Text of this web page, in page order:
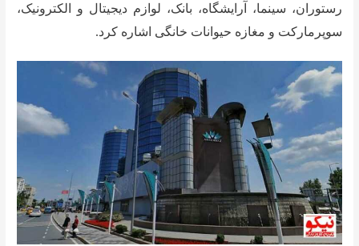
رستوران، سینما، آرایشگاه، بانک، لوازم دیجیتال و الکترونیک،
سوپرمارکت و مغازه حیوانات خانگی اشاره کرد.